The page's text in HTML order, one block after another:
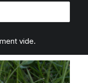
vide.
FAIRE